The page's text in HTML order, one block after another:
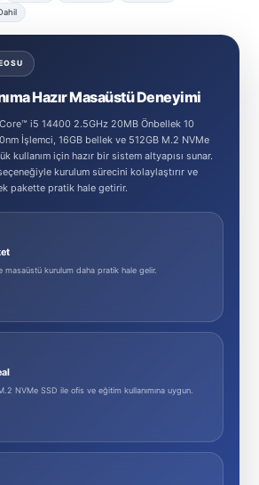
Hazır Masaüstü Deneyimi
i5 14400 2.5GHz 20MB Önbellek 10
İşlemci, 16GB bellek ve 512GB M.2 NVMe
kullanım için hazır bir sistem altyapısı sunar.
kurulum sürecini kolaylaştırır ve
pakette pratik hale getirir.
masaüstü kurulum daha pratik hale gelir.
NVMe SSD ile ofis ve eğitim kullanımına uygun.